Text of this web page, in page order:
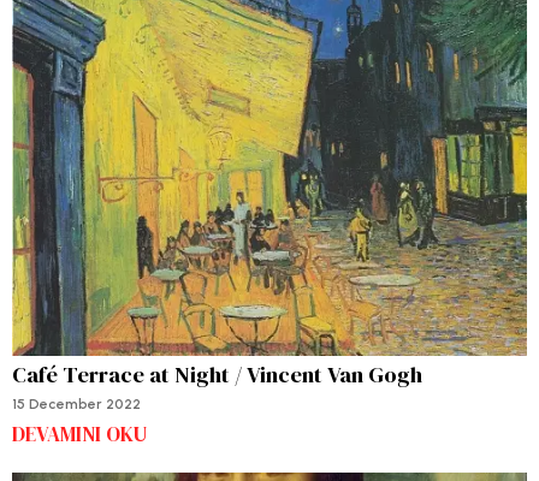
Café Terrace at Night / Vincent Van Gogh
15 December 2022
DEVAMINI OKU